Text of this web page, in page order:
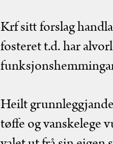
Krf sitt forslag
fosteret t.d. har
Heilt
tøffe og vanskelege